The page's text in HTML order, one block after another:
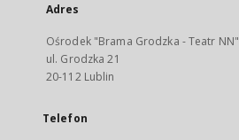
Adres
Ośrodek "Brama Grodzka - Teatr NN"
ul. Grodzka 21
20-112 Lublin
Telefon